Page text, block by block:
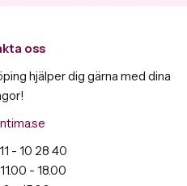
oss
hjälper dig gärna med dina
- 10 28 40
- 18.00